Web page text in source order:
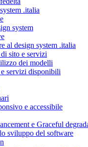
.italia
system
al design system .italia
sito e servizi
dei modelli
servizi disponibili
e accessibile
e Graceful
sviluppo del software